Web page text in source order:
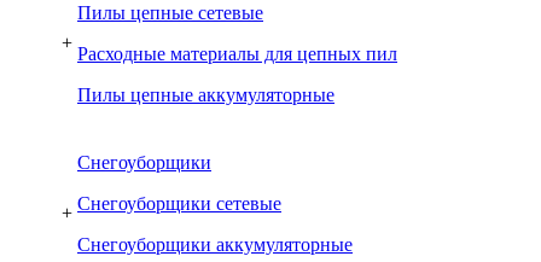
+
Пилы цепные сетевые
Расходные материалы для цепных пил
Пилы цепные аккумуляторные
+
Снегоуборщики
Снегоуборщики сетевые
Снегоуборщики аккумуляторные